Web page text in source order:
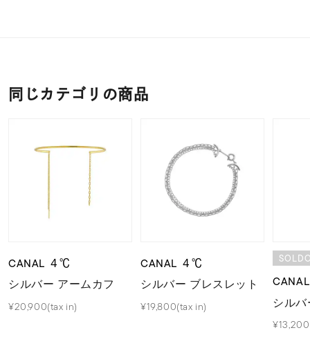
同じカテゴリの商品
CANAL ４℃
シルバー アームカフ
¥20,900(tax in)
CANAL ４℃
シルバー ブレスレット
¥19,800(tax in)
シル